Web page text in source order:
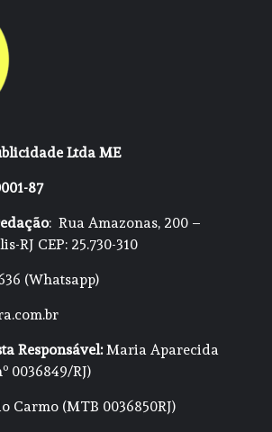
Ltda ME
87
: Rua Amazonas, 200 –
RJ CEP: 25.730-310
(Whatsapp)
Responsável:Maria Aparecida
0036849/RJ)
Carmo (MTB 0036850RJ)